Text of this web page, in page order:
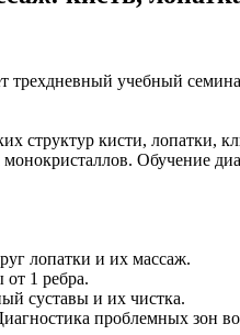
трехдневный учебный
структур кисти, лопатки,
Обучение
лопатки и их массаж.
1 ребра.
суставы и их чистка.
проблемных зон